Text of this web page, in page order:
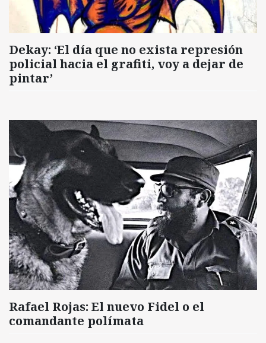
Dekay: ‘El día que no exista represión
policial hacia el grafiti, voy a dejar de
pintar’
Rafael Rojas: El nuevo Fidel o el
comandante polímata